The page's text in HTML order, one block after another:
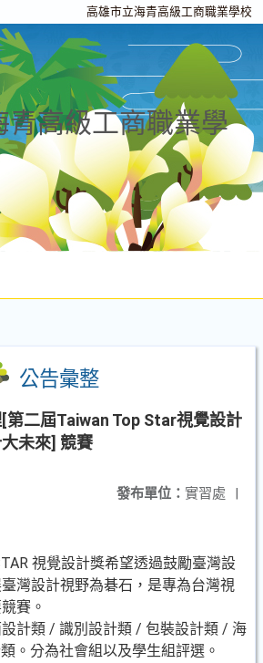
高雄市立海青高級工商職業學校
青高級工商職業學
公告彙整
第二屆Taiwan Top Star視覺設計
未來] 競賽
發布單位： 實習處 |
視覺設計獎希望透過鼓勵臺灣設
灣設計視野為碁石，是專為台灣視
賽。
計類 / 識別設計類 / 包裝設計類 / 海
。分為社會組以及學生組評選。